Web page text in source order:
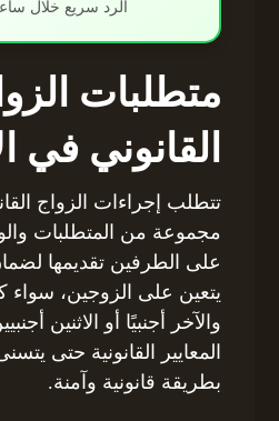
الرد سريع خلال
متطلبات
القانوني في
تتطلب إجراءات الزواج
مجموعة من المتطلبات
على الطرفين تقديمها
يتعين على الزوجين، سواء
والآخر أجنبيًا أو الاثنين
المعايير القانونية حتى
بطريقة قانونية وآمنة.